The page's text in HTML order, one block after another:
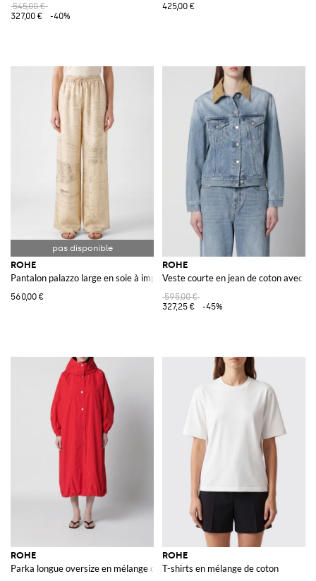
545,00 €
327,00 €
-40%
425,00 €
ROHE
Pantalon palazzo large en soie à imprimé graphique et taille haute
560,00 €
ROHE
Veste courte en jean de coton avec
595,00 €
327,25 €
-45%
ROHE
Parka longue oversize en mélange de soie avec capuche et manches ballon
ROHE
T-shirts en mélange de coton